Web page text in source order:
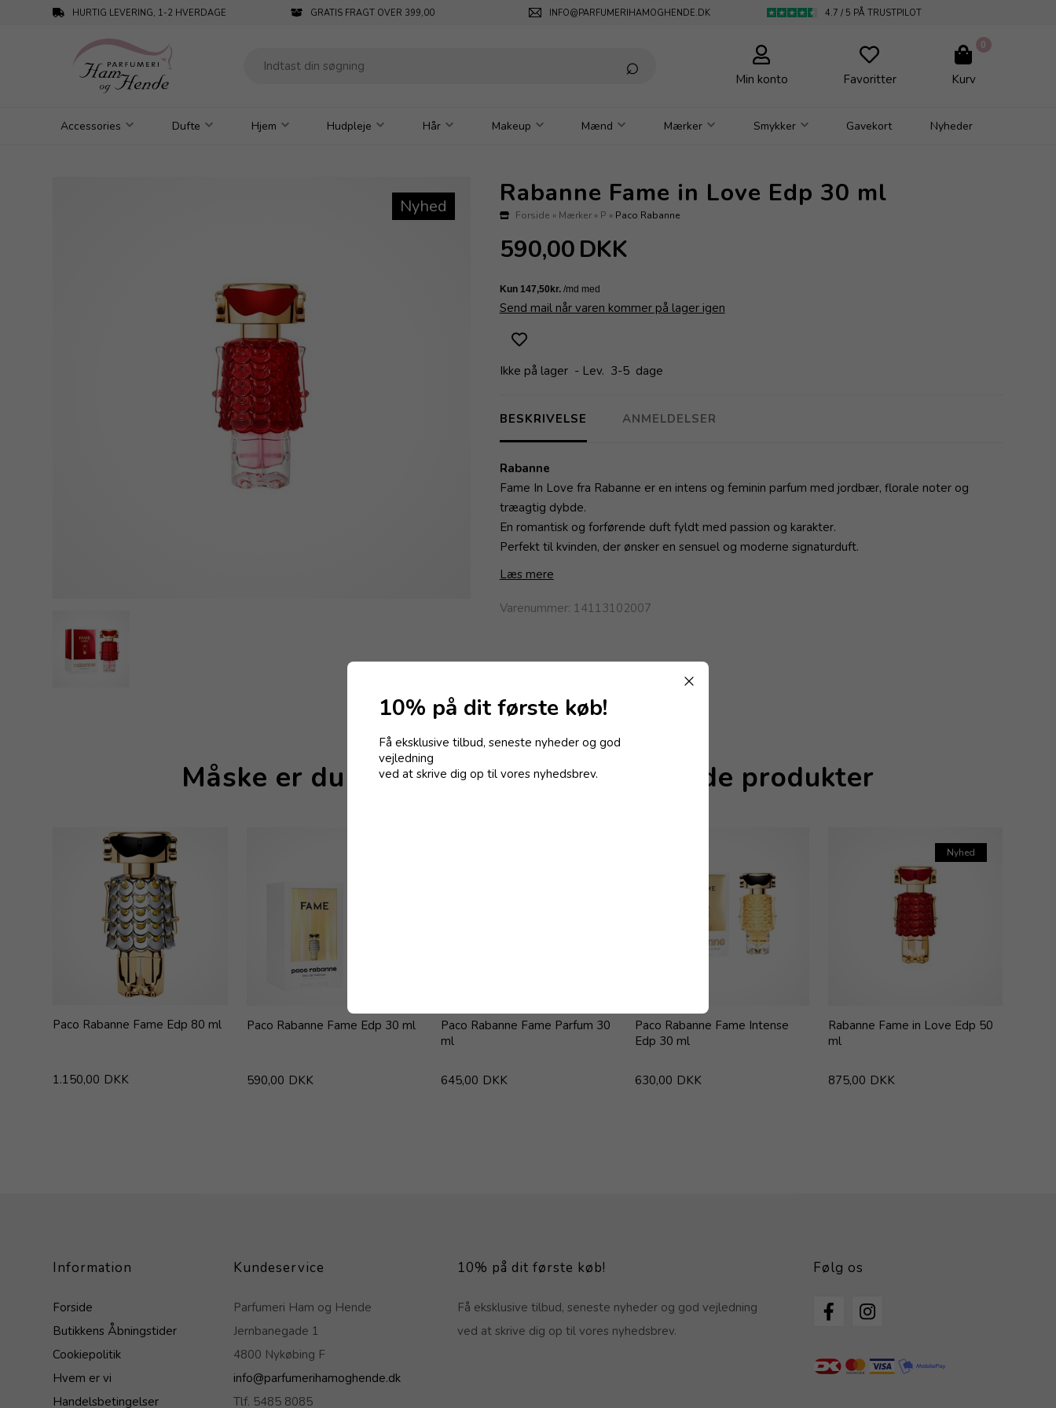
HURTIG LEVERING, 1-2 HVERDAGE GRATIS FRAGT OVER 399,00 INFO@PARFUMERIHAMOGHENDE.DK 4.7 / 5 PÅ TRUSTPILOT
Min konto Favoritter
0
Kurv
Accessories Dufte Hjem Hudpleje Hår Makeup Mænd Mærker Smykker Gavekort Nyheder
Nyhed Rabanne Fame in Love Edp 30 ml
Forside » Mærker» P » Paco Rabanne
590,00DKK
Send mail når varen kommer på lager igen
Ikke på lager - Lev. 3-5 dage
BESKRIVELSE ANMELDELSER
Rabanne
Fame In Love fra Rabanne er en intens og feminin parfum med jordbær, florale noter og
træagtig dybde.
En romantisk og forførende duft fyldt med passion og karakter.
Perfekt til kvinden, der ønsker en sensuel og moderne signaturduft.
Læs mere
Varenummer: 14113102007
Måske er du også interesseret i følgende produkter
Paco Rabanne Fame Edp 80 ml
1.150,00 DKK
Paco Rabanne Fame Edp 30 ml
590,00 DKK
Paco Rabanne Fame Parfum 30
ml
645,00 DKK
Paco Rabanne Fame Intense
Edp 30 ml
630,00 DKK
Nyhed
Rabanne Fame in Love Edp 50
ml
875,00 DKK
Information
Forside
Butikkens Åbningstider
Cookiepolitik
Hvem er vi
Handelsbetingelser
Kundeservice
Parfumeri Ham og Hende
Jernbanegade 1
4800 Nykøbing F
info@parfumerihamoghende.dk
Tlf. 5485 8085
10% på dit første køb!
Få eksklusive tilbud, seneste nyheder og god vejledning
ved at skrive dig op til vores nyhedsbrev.
Følg os
10% på dit første køb!
Få eksklusive tilbud, seneste nyheder og god
vejledning
ved at skrive dig op til vores nyhedsbrev.